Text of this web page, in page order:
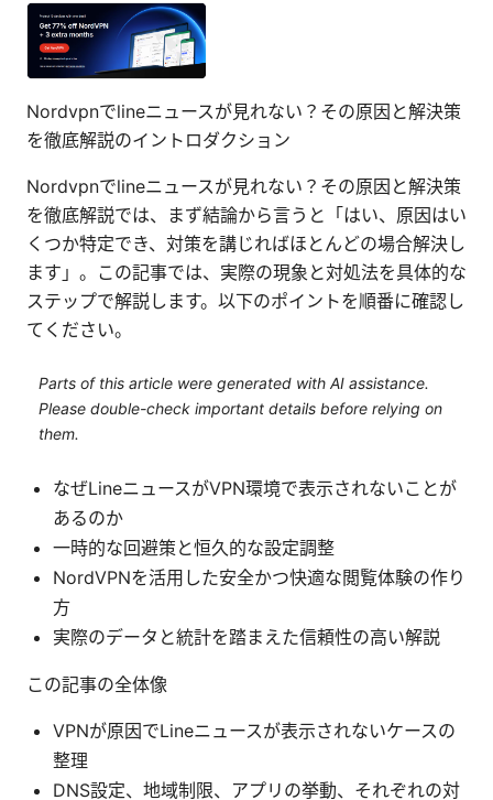
Nordvpnでlineニュースが見れない？その原因と解決策
を徹底解説のイントロダクション
Nordvpnでlineニュースが見れない？その原因と解決策
を徹底解説では、まず結論から言うと「はい、原因はい
くつか特定でき、対策を講じればほとんどの場合解決し
ます」。この記事では、実際の現象と対処法を具体的な
ステップで解説します。以下のポイントを順番に確認し
てください。
Parts of this article were generated with AI assistance.
Please double-check important details before relying on
them.
なぜLineニュースがVPN環境で表示されないことが
あるのか
一時的な回避策と恒久的な設定調整
NordVPNを活用した安全かつ快適な閲覧体験の作り
方
実際のデータと統計を踏まえた信頼性の高い解説
この記事の全体像
VPNが原因でLineニュースが表示されないケースの
整理
DNS設定、地域制限、アプリの挙動、それぞれの対